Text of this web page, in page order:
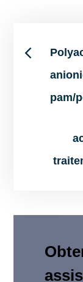
Post
pam/